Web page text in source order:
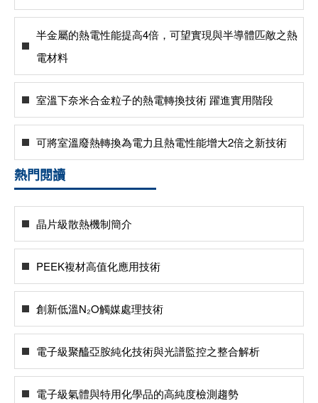
半金屬的熱電性能提高4倍，可望實現與半導體匹敵之熱
電材料
室溫下奈米合金粒子的熱電轉換技術 躍進實用階段
可將室溫廢熱轉換為電力且熱電性能增大2倍之新技術
熱門閱讀
晶片級散熱機制簡介
PEEK複材高值化應用技術
創新低溫N₂O觸媒處理技術
電子級聚醯亞胺純化技術與光譜監控之整合解析
電子級氣體與特用化學品的高純度檢測趨勢